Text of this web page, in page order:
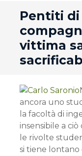
Pentiti
vittima
ancora uno
la facoltà di
insensibile a
le rivolte
si tiene